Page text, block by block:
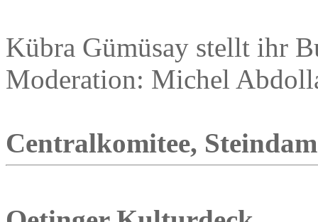
Kübra Gümüsay stellt ihr
Moderation: Michel
Centralkomitee,